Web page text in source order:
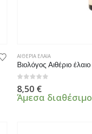
ΑΙΘΕΡΙΑ ΕΛΑΙΑ
Βιολόγος Αιθέριο
8,50 €
Άμεσα διαθέσιμο